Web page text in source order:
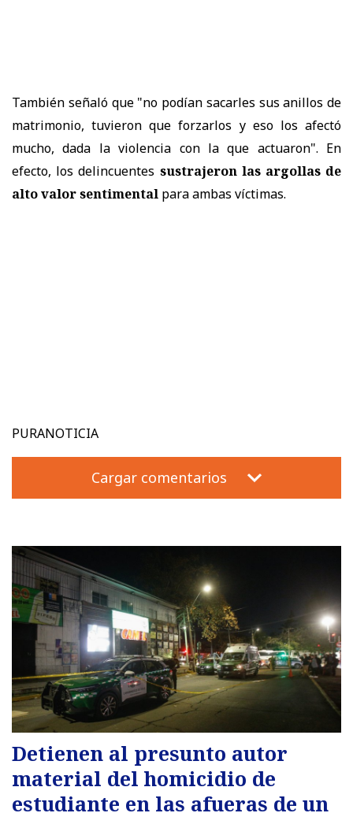
También señaló que "no podían sacarles sus anillos de
matrimonio, tuvieron que forzarlos y eso los afectó
mucho, dada la violencia con la que actuaron". En
efecto, los delincuentes sustrajeron las argollas de
alto valor sentimental para ambas víctimas.
PURANOTICIA
Cargar comentarios
Detienen al presunto autor
material del homicidio de
estudiante en las afueras de un